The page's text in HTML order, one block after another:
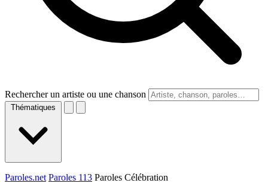
Rechercher un artiste ou une chanson
Thématiques
Paroles.net Paroles 113 Paroles Célébration